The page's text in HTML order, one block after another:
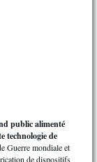
public alimenté
technologie de
Guerre mondiale et
de dispositifs